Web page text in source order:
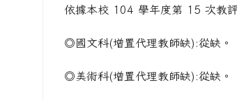
依據本校 104 學年度第 15 次教評
◎國文科(增置代理教師缺):從缺。
◎美術科(增置代理教師缺):從缺。